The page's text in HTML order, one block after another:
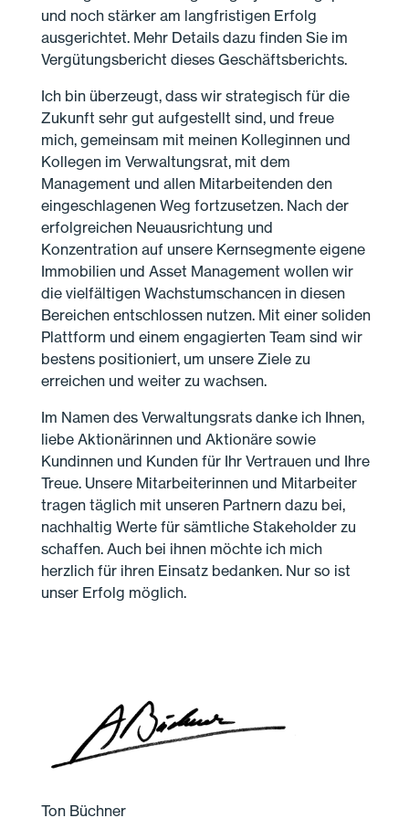
und noch stärker am langfristigen Erfolg
ausgerichtet. Mehr Details dazu finden Sie im
Vergütungs­bericht dieses Geschäfts­berichts.
Ich bin überzeugt, dass wir strategisch für die
Zukunft sehr gut aufgestellt sind, und freue
mich, gemeinsam mit meinen Kolleginnen und
Kollegen im Verwaltungsrat, mit dem
Management und allen Mitarbeitenden den
eingeschlagenen Weg fortzusetzen. Nach der
erfolgreichen Neu­ausrichtung und
Konzentration auf unsere Kern­segmente eigene
Immobilien und Asset Management wollen wir
die vielfältigen Wachstums­chancen in diesen
Bereichen entschlossen nutzen. Mit einer soliden
Plattform und einem engagierten Team sind wir
bestens positioniert, um unsere Ziele zu
erreichen und weiter zu wachsen.
Im Namen des Verwaltungs­rats danke ich Ihnen,
liebe Aktionärinnen und Aktionäre sowie
Kundinnen und Kunden für Ihr Vertrauen und Ihre
Treue. Unsere Mitarbeiterinnen und Mitarbeiter
tragen täglich mit unseren Partnern dazu bei,
nachhaltig Werte für sämtliche Stakeholder zu
schaffen. Auch bei ihnen möchte ich mich
herzlich für ihren Einsatz bedanken. Nur so ist
unser Erfolg möglich.
Ton Büchner